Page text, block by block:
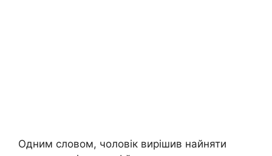
Одним словом, чоловік вирішив найняти